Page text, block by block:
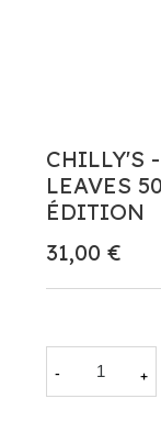
CHILLY'S
LEAVES
ÉDITION
31,00 €